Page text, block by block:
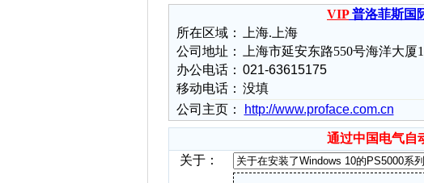
VIP普洛菲斯国
所在区域：
上海.上海
公司地址：
上海市延安东路550号海洋大厦
办公电话： 021-63615175
移动电话： 没填
公司主页：
http://www.proface.com.cn
通过中国电气自
关于：